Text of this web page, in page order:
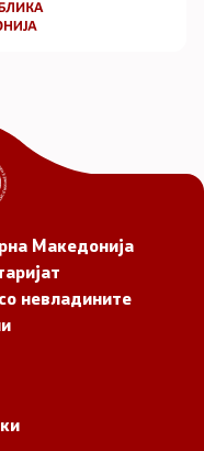
Македонија
невладините